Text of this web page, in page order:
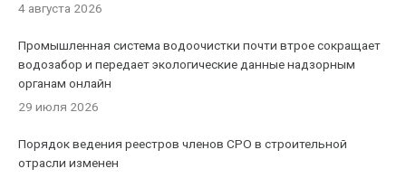
4 августа 2026
Промышленная система водоочистки почти втрое сокращает
водозабор и передает экологические данные надзорным
органам онлайн
29 июля 2026
Порядок ведения реестров членов СРО в строительной
отрасли изменен